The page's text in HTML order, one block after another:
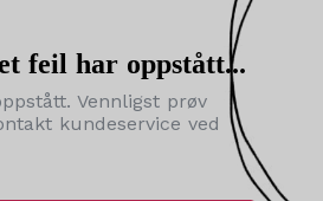
feil har oppstått...
Vennligst prøv
kundeservice ved